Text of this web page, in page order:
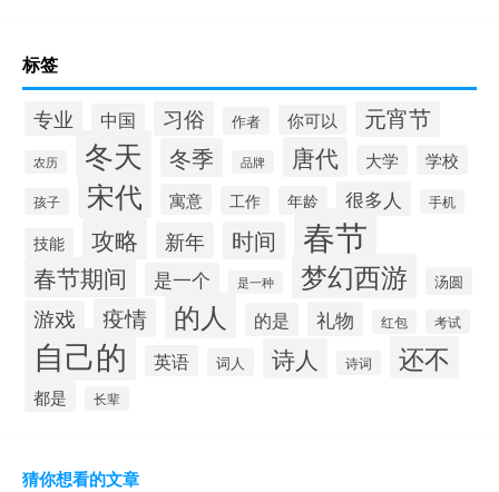
标签
专业 中国 习俗 作者 你可以 元宵节
农历 冬天 冬季 品牌 唐代 大学 学校
孩子 宋代 寓意 工作 年龄 很多人 手机
技能 攻略 新年 时间 春节
春节期间 是一个 是一种 梦幻西游 汤圆
游戏 疫情 的人 的是 礼物 红包 考试
自己的 英语 词人 诗人 诗词 还不
都是 长辈
猜你想看的文章